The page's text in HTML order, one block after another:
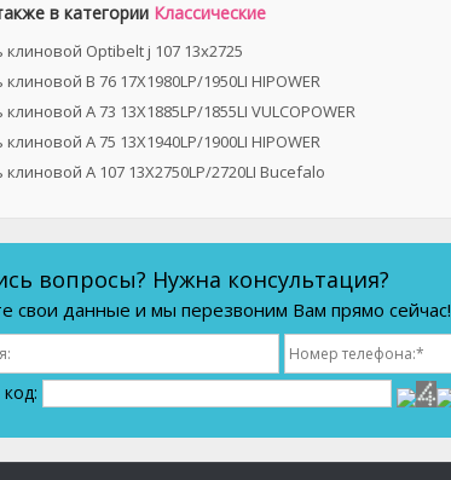
в категории Классические
Optibelt ј 107 13х2725
B 76 17X1980LP/1950LI HIPOWER
A 73 13X1885LP/1855LI VULCOPOWER
A 75 13X1940LP/1900LI HIPOWER
A 107 13X2750LP/2720LI Bucefalo
вопросы? Нужна консультация?
свои данные и мы перезвоним Вам прямо сейчас!